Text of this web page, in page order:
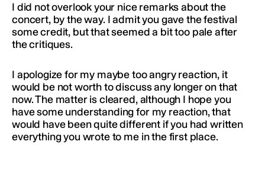
I did not overlook your nice remarks about the
concert, by the way. I admit you gave the festival
some credit, but that seemed a bit too pale after
the critiques.
I apologize for my maybe too angry reaction, it
would be not worth to discuss any longer on that
now. The matter is cleared, although I hope you
have some understanding for my reaction, that
would have been quite different if you had written
everything you wrote to me in the first place.